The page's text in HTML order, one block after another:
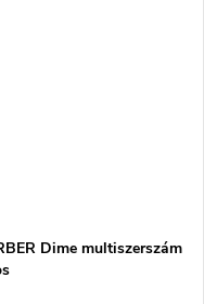
Dime multiszerszám